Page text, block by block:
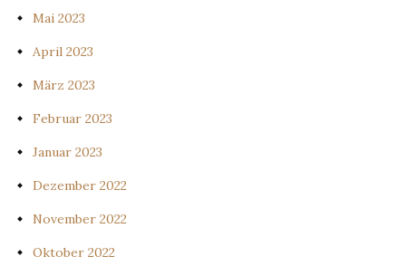
Mai 2023
April 2023
März 2023
Februar 2023
Januar 2023
Dezember 2022
November 2022
Oktober 2022